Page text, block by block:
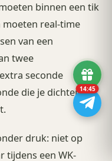
binnen een tik
real-time
van een
twee
seconde
die je dichter bij
druk: niet op
tijdens een WK-
14:43